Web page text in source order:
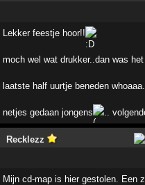
Lekker feestje hoor!!
moch wel wat drukker..dan was
laatste half uurtje beneden
netjes gedaan jongens ...
Recklezz
Mijn cd-map is hier gestolen. Een